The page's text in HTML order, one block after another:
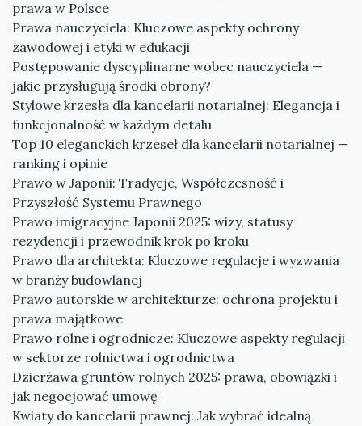
prawa w Polsce
Prawa nauczyciela: Kluczowe aspekty ochrony
zawodowej i etyki w edukacji
Postępowanie dyscyplinarne wobec nauczyciela —
jakie przysługują środki obrony?
Stylowe krzesła dla kancelarii notarialnej: Elegancja i
funkcjonalność w każdym detalu
Top 10 eleganckich krzeseł dla kancelarii notarialnej —
ranking i opinie
Prawo w Japonii: Tradycje, Współczesność i
Przyszłość Systemu Prawnego
Prawo imigracyjne Japonii 2025: wizy, statusy
rezydencji i przewodnik krok po kroku
Prawo dla architekta: Kluczowe regulacje i wyzwania
w branży budowlanej
Prawo autorskie w architekturze: ochrona projektu i
prawa majątkowe
Prawo rolne i ogrodnicze: Kluczowe aspekty regulacji
w sektorze rolnictwa i ogrodnictwa
Dzierżawa gruntów rolnych 2025: prawa, obowiązki i
jak negocjować umowę
Kwiaty do kancelarii prawnej: Jak wybrać idealną